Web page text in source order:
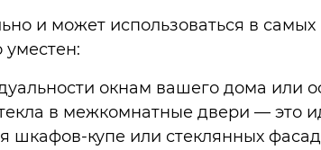
и может использоваться в
уместен:
окнам вашего дома или
в межкомнатные двери — это
шкафов-купе или стеклянных